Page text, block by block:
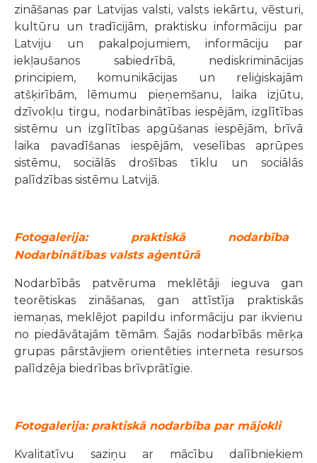
zināšanas par Latvijas valsti, valsts iekārtu, vēsturi,
kultūru un tradīcijām, praktisku informāciju par
Latviju un pakalpojumiem, informāciju par
iekļaušanos sabiedrībā, nediskriminācijas
principiem, komunikācijas un reliģiskajām
atšķirībām, lēmumu pieņemšanu, laika izjūtu,
dzīvokļu tirgu, nodarbinātības iespējām, izglītības
sistēmu un izglītības apgūšanas iespējām, brīvā
laika pavadīšanas iespējām, veselības aprūpes
sistēmu, sociālās drošības tīklu un sociālās
palīdzības sistēmu Latvijā.
Fotogalerija: praktiskā nodarbība
Nodarbinātības valsts aģentūrā
Nodarbībās patvēruma meklētāji ieguva gan
teorētiskas zināšanas, gan attīstīja praktiskās
iemaņas, meklējot papildu informāciju par ikvienu
no piedāvātajām tēmām. Šajās nodarbībās mērķa
grupas pārstāvjiem orientēties interneta resursos
palīdzēja biedrības brīvprātīgie.
Fotogalerija: praktiskā nodarbība par mājokli
Kvalitatīvu saziņu ar mācību dalībniekiem